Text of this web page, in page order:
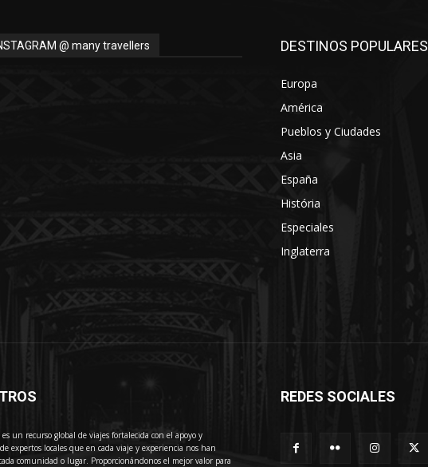
@ many travellers DESTINOS POPULARES
Europa
América
Pueblos y Ciudades
Asia
España
História
Especiales
Inglaterra
un recurso global de viajes fortalecida con el apoyo y
expertos locales que en cada viaje y experiencia nos han
comunidad o lugar. Proporcionándonos el mejor valor para
REDES SOCIALES